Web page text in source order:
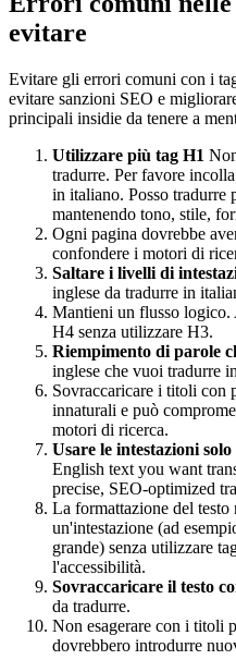
evitare
Evitare gli errori comuni con i
evitare sanzioni SEO e
principali insidie da tenere a
Utilizzare più tag H1
tradurre. Per favore
in italiano. Posso tradurre
mantenendo tono, stile,
Ogni pagina dovrebbe
confondere i motori di
Saltare i livelli di
inglese da tradurre in
Mantieni un flusso logico.
H4 senza utilizzare H3.
Riempimento di parole
inglese che vuoi tradurre
Sovraccaricare i titoli con
innaturali e può
motori di ricerca.
Usare le intestazioni
English text you want
precise, SEO-optimized
La formattazione del
un'intestazione (ad
grande) senza utilizzare
l'accessibilità.
Sovraccaricare il testo
da tradurre.
Non esagerare con i titoli
dovrebbero introdurre